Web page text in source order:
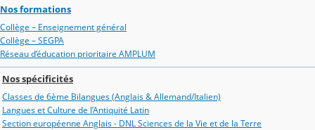
Nos formations
Collège – Enseignement général
Collège – SEGPA
Réseau d’éducation prioritaire AMPLUM
Nos spécificités
Classes de 6ème Bilangues (Anglais & Allemand/Italien)
Langues et Culture de l’Antiquité Latin
Section européenne Anglais - DNL Sciences de la Vie et de la Terre